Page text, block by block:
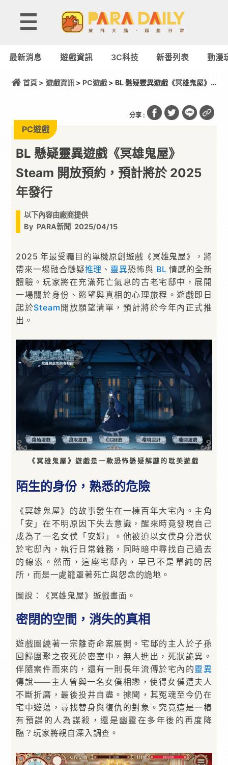
最新消息 遊戲資訊 3C科技 新番列表 動漫
首頁 > 遊戲資訊> PC遊戲> BL 懸疑靈異遊戲《冥雄鬼屋》
分享 :
PC遊戲
BL 懸疑靈異遊戲《冥雄鬼屋》
Steam 開放預約，預計將於 2025
年發行
以下內容由廠商提供
By PARA新聞 2025/04/15
2025 年最受矚目的單機原創遊戲《冥雄鬼屋》，將
帶來一場融合懸疑推理 、 靈異恐怖與 BL 情感的全新
體驗。玩家將在充滿死亡氣息的古老宅邸中，展開
一場關於身份、慾望與真相的心理旅程。遊戲即日
起於Steam開放願望清單，預計將於今年內正式推
出。
《冥雄鬼屋》遊戲是一款恐怖懸疑解謎的耽美遊戲
陌生的身份，熟悉的危險
《冥雄鬼屋》的故事發生在一棟百年大宅內。主角
「安」在不明原因下失去意識，醒來時竟發現自己
成為了一名女僕「安娜」。他被迫以女僕身分潛伏
於宅邸內，執行日常雜務，同時暗中尋找自己過去
的線索。然而，這座宅邸內，早已不是單純的居
所，而是一處籠罩著死亡與怨念的詭地。
圖說：《冥雄鬼屋》遊戲畫面。
密閉的空間，消失的真相
遊戲圍繞著一宗離奇命案展開。宅邸的主人於子孫
回歸團聚之夜死於密室中，無人進出，死狀詭異。
伴隨案件而來的，還有一則長年流傳於宅內的靈異
傳說——主人曾與一名女僕相戀，使得女僕遭夫人
不斷折磨，最後投井自盡。據聞，其冤魂至今仍在
宅中遊蕩，尋找替身與復仇的對象。究竟這是一樁
有預謀的人為謀殺，還是幽靈在多年後的再度降
臨？玩家將親自深入調查。